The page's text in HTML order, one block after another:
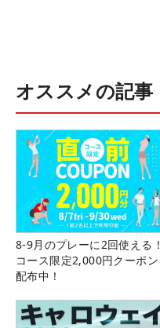
オススメの記事
8-9月のプレーに2回使える！
コース限定2,000円クーポン
配布中！